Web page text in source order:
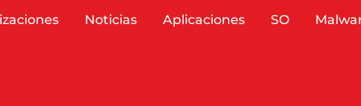
Noticias Aplicaciones SO